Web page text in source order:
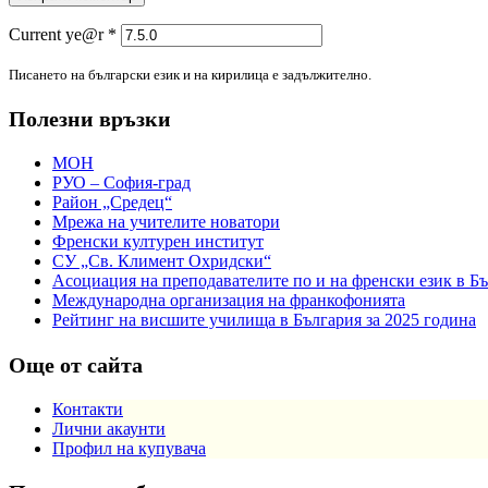
Current ye@r *
Писането на български език и на кирилица е задължително.
Полезни връзки
МОН
РУО – София-град
Район „Средец“
Мрежа на учителите новатори
Френски културен институт
СУ „Св. Климент Охридски“
Асоциация на преподавателите по и на френски език в
Международна организация на франкофонията
Рейтинг на висшите училища в България за 2025 година
Още от сайта
Контакти
Лични акаунти
Профил на купувача